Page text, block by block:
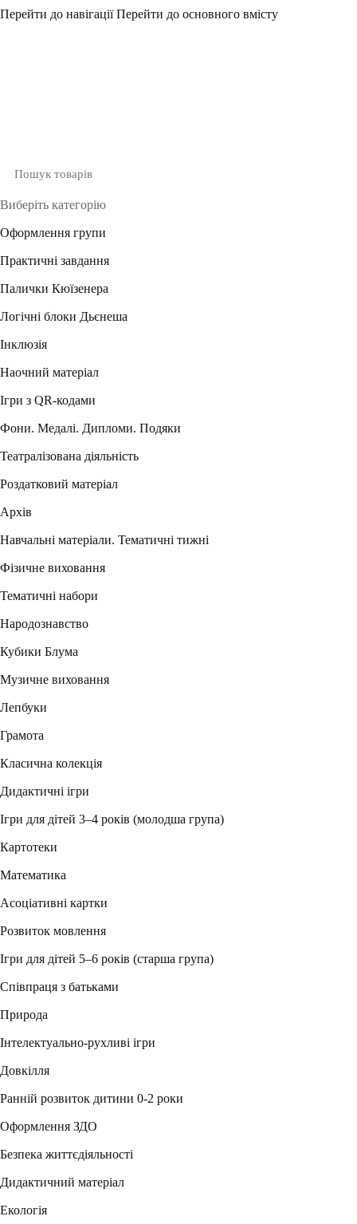
Перейти до навігаціїПерейти до основного вмісту
Виберіть категорію
Оформлення групи
Практичні завдання
Палички Кюїзенера
Логічні блоки Дьєнеша
Інклюзія
Наочний матеріал
Ігри з QR-кодами
Фони. Медалі. Дипломи. Подяки
Театралізована діяльність
Роздатковий матеріал
Архів
Навчальні матеріали. Тематичні тижні
Фізичне виховання
Тематичні набори
Народознавство
Кубики Блума
Музичне виховання
Лепбуки
Грамота
Класична колекція
Дидактичні ігри
Ігри для дітей 3–4 років (молодша група)
Картотеки
Математика
Асоціативні картки
Розвиток мовлення
Ігри для дітей 5–6 років (старша група)
Співпраця з батьками
Природа
Інтелектуально-рухливі ігри
Довкілля
Ранній розвиток дитини 0-2 роки
Оформлення ЗДО
Безпека життєдіяльності
Дидактичний матеріал
Екологія